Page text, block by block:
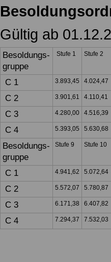
Gültig ab
Besoldungs-
gruppe
Stufe 1 Stufe 2
C 1 3.893,45 4.024,47
C 2 3.901,61 4.110,41
C 3 4.280,00 4.516,39
C 4 5.393,05 5.630,68
Besoldungs-
gruppe
Stufe 9 Stufe 10
C 1 4.941,62 5.072,64
C 2 5.572,07 5.780,87
C 3 6.171,38 6.407,82
C 4 7.294,37 7.532,03